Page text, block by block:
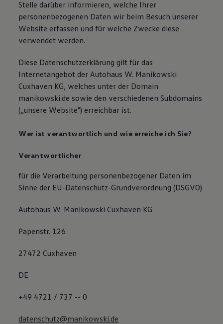
Magazin
Lifestyle
Transport
Familie
Elektromobilität
Pannen- und Unfallhilfe
Volkswagen Kundenbetreuung
Stelle darüber informieren, welche Ihrer
personenbezogenen Daten wir beim Besuch unserer
Website erfassen und für welche Zwecke diese
verwendet werden.
Diese Datenschutzerklärung gilt für das
Internetangebot der Autohaus W. Manikowski
Cuxhaven KG, welches unter der Domain
manikowski.de sowie den verschiedenen Subdomains
(„unsere Website") erreichbar ist.
Wer ist verantwortlich und wie erreiche ich Sie?
Verantwortlicher
für die Verarbeitung personenbezogener Daten im
Sinne der EU-Datenschutz-Grundverordnung (DSGVO)
Autohaus W. Manikowski Cuxhaven KG
Papenstr. 126
27472 Cuxhaven
DE
+49 4721 / 737 -- 0
datenschutz@manikowski.de